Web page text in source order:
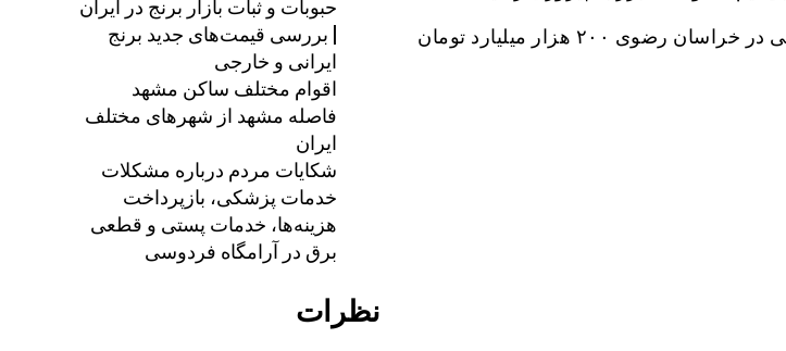
استاندار: ارزش ملک‌های دولتی در خراسان رضوی ۲۰۰ هزار میلیارد تومان
| بررسی قیمت‌های جدید برنج
ایرانی و خارجی
اقوام مختلف ساکن مشهد
فاصله مشهد از شهرهای مختلف
ایران
شکایات مردم درباره مشکلات
خدمات پزشکی، بازپرداخت
هزینه‌ها، خدمات پستی و قطعی
برق در آرامگاه فردوسی
نظرات